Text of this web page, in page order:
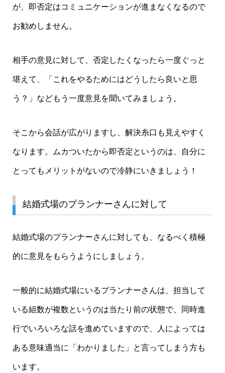
が、即否定はコミュニケーションが進まなくなるので
お勧めしません。
相手の意見に対して、否定したくなったら一度ぐっと
堪えて、「これをやるためにはどうしたら良いと思
う？」などもう一度意見を聞いてみましょう。
そこから会話が広がりますし、解決糸口も見えやすく
なります。ムカついたから即否定というのは、自分に
とってもメリットがないので冷静にいきましょう！
結婚式場のプランナーさんに対して
結婚式場のプランナーさんに対しても、なるべく積極
的に意見をもらうようにしましょう。
一般的に結婚式場にいるプランナーさんは、担当して
いる組数が複数というのは当たり前の状態で、同時進
行でいろいろな話を進めていますので、人によっては
ある意味適当に「わかりました」と言ってしまう方も
います。